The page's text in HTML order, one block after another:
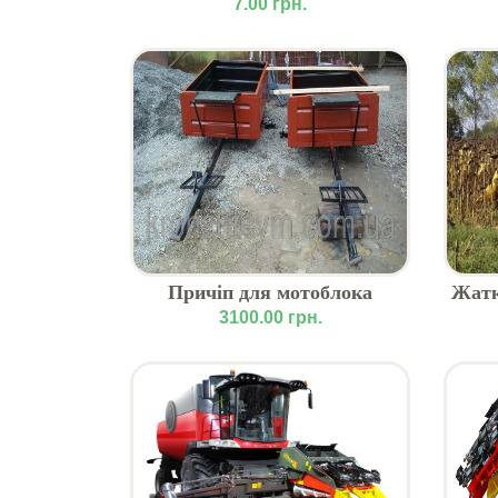
7.00 грн.
Причіп для мотоблока
доставка по Україне
3100.00 грн.